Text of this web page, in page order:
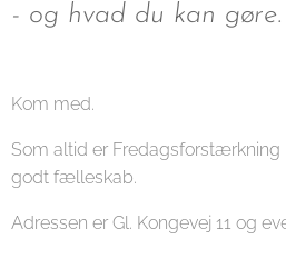
- og hvad du kan gøre.
Kom med.
Som altid er Fredagsforstærkning
godt fælleskab.
Adressen er Gl. Kongevej 11 og